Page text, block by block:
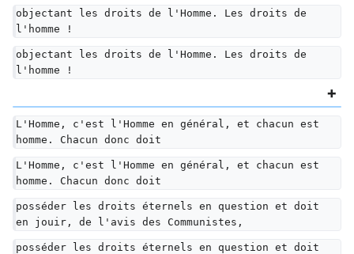
objectant les droits de l'Homme. Les droits de
l'homme !
objectant les droits de l'Homme. Les droits de
l'homme !
L'Homme, c'est l'Homme en général, et chacun est
homme. Chacun donc doit
L'Homme, c'est l'Homme en général, et chacun est
homme. Chacun donc doit
posséder les droits éternels en question et doit
en jouir, de l'avis des Communistes,
posséder les droits éternels en question et doit